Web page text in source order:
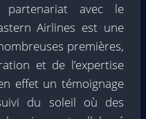
partenariat avec le
Airlines est une
premières,
et de l’expertise
effet un témoignage
du soleil où des